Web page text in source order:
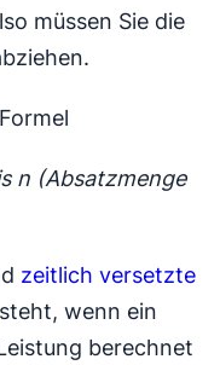
müssen Sie die
n (Absatzmenge
zeitlich versetzte
wenn ein
berechnet